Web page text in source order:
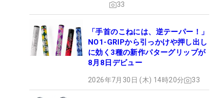
33
「手首のこねには、逆テーパー！」
NO1-GRIPから引っかけや押し出し
に効く3種の新作パターグリップが
8月8日デビュー
2026年7月30日 (木) 14時20分 33